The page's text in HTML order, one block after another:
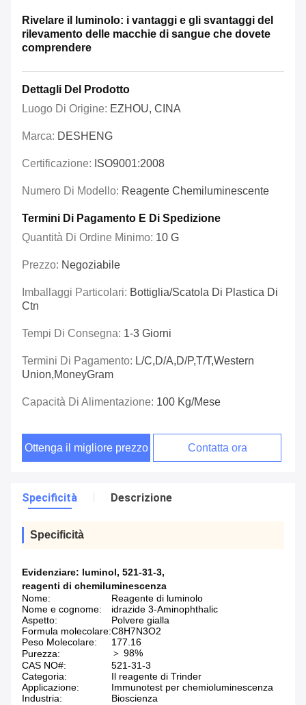
Rivelare il luminolo: i vantaggi e gli svantaggi del
rilevamento delle macchie di sangue che dovete
comprendere
Dettagli Del Prodotto
Luogo Di Origine: EZHOU, CINA
Marca: DESHENG
Certificazione: ISO9001:2008
Numero Di Modello: Reagente Chemiluminescente
Termini Di Pagamento E Di Spedizione
Quantità Di Ordine Minimo: 10 G
Prezzo: Negoziabile
Imballaggi Particolari: Bottiglia/scatola Di Plastica Di
Ctn
Tempi Di Consegna: 1-3 Giorni
Termini Di Pagamento: L/C,D/A,D/P,T/T,Western
Union,MoneyGram
Capacità Di Alimentazione: 100 Kg/mese
Ottenga il migliore prezzo Contatta ora
Specificità Descrizione
Specificità
Evidenziare: luminol, 521-31-3,
reagenti di chemiluminescenza
Nome:
Reagente di luminolo
Nome e cognome:
idrazide 3-Aminophthalic
Aspetto:
Polvere gialla
Formula molecolare:C8H7N3O2
Peso Molecolare:
177.16
Purezza:
＞ 98%
CAS NO#:
521-31-3
Categoria:
Il reagente di Trinder
Applicazione:
Immunotest per chemioluminescenza
Industria:
Bioscienza